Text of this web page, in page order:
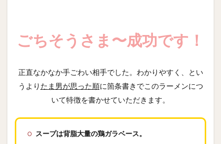
ごちそうさま〜成功です！
正直なかなか手ごわい相手でした。わかりやすく、とい
うより たま男が思った順に箇条書きでこのラーメンにつ
いて特徴を書かせていただきます。
スープは背脂大量の鶏ガラベース。